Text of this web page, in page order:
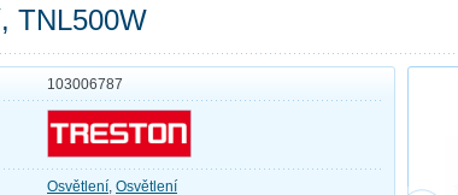
TNL500W
103006787
Osvětlení, Osvětlení